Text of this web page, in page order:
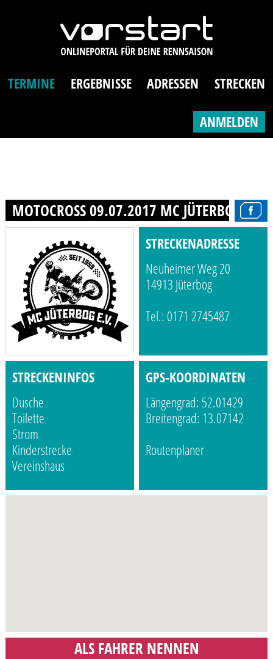
TERMINE ERGEBNISSE ADRESSEN STRECKEN
ANMELDEN
MOTOCROSS 09.07.2017 MC JÜTERBOG
STRECKENADRESSE
Neuheimer Weg 20
14913 Jüterbog
Tel.: 0171 2745487
STRECKENINFOS
Dusche
Toilette
Strom
Kinderstrecke
Vereinshaus
GPS-KOORDINATEN
Längengrad: 52.01429
Breitengrad: 13.07142
Routenplaner
ALS FAHRER NENNEN